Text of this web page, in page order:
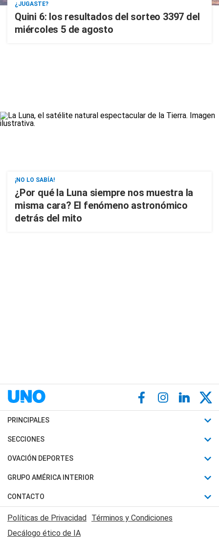
¿JUGASTE?
Quini 6: los resultados del sorteo 3397 del
miércoles 5 de agosto
¡NO LO SABÍA!
¿Por qué la Luna siempre nos muestra la
misma cara? El fenómeno astronómico
detrás del mito
PRINCIPALES
Últimas Noticias
Política
Judiciales
Economia
SECCIONES
Horóscopo
Motores
Trucos caseros
Series y Películas
Edictos y Solicitadas
OVACIÓN DEPORTES
Fútbol
Mundial
Automovilismo
Rugby
GRUPO AMÉRICA INTERIOR
Canal 7 en Vivo
CONTACTO
Acerca de Nosotros
Contactanos
Políticas de Privacidad Términos y Condiciones
Decálogo ético de IA